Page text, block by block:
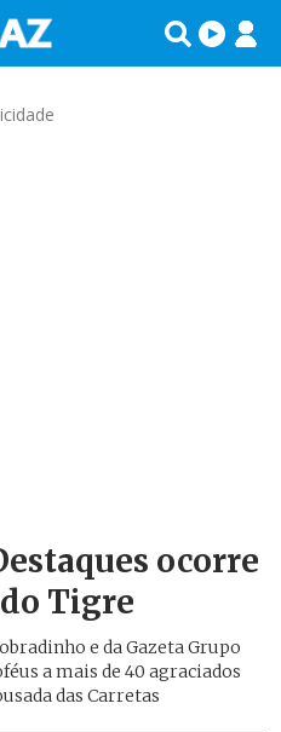
ocorre
Tigre
e da Gazeta Grupo
a mais de 40 agraciados
das Carretas